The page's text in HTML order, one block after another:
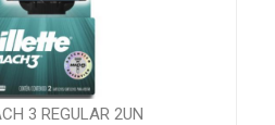
3 REGULAR 2UN